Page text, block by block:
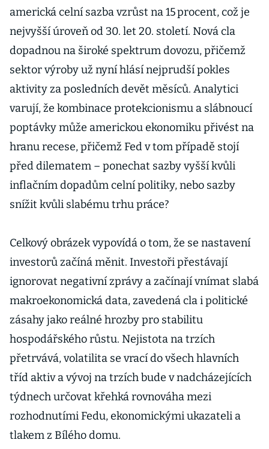
americká celní sazba vzrůst na 15 procent, což je
nejvyšší úroveň od 30. let 20. století. Nová cla
dopadnou na široké spektrum dovozu, přičemž
sektor výroby už nyní hlásí nejprudší pokles
aktivity za posledních devět měsíců. Analytici
varují, že kombinace protekcionismu a slábnoucí
poptávky může americkou ekonomiku přivést na
hranu recese, přičemž Fed v tom případě stojí
před dilematem – ponechat sazby vyšší kvůli
inflačním dopadům celní politiky, nebo sazby
snížit kvůli slabému trhu práce?
Celkový obrázek vypovídá o tom, že se nastavení
investorů začíná měnit. Investoři přestávají
ignorovat negativní zprávy a začínají vnímat slabá
makroekonomická data, zavedená cla i politické
zásahy jako reálné hrozby pro stabilitu
hospodářského růstu. Nejistota na trzích
přetrvává, volatilita se vrací do všech hlavních
tříd aktiv a vývoj na trzích bude v nadcházejících
týdnech určovat křehká rovnováha mezi
rozhodnutími Fedu, ekonomickými ukazateli a
tlakem z Bílého domu.